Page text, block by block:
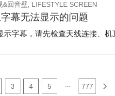
&回音壁, LIFESTYLE SCREEN
幕无法显示的问题
示字幕，请先检查天线连接、机
3 4 5 777